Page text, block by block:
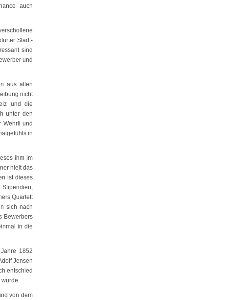
auch
Stadt-
sind
und
aus allen
nicht
und die
unter den
Wehrli und
in
ihm im
hielt das
ist dieses
Stipendien,
Quartett
sich nach
Bewerbers
in die
1852
Jensen
entschied
wurde.
von dem